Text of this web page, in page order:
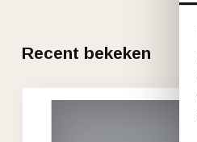
Recent bekeken